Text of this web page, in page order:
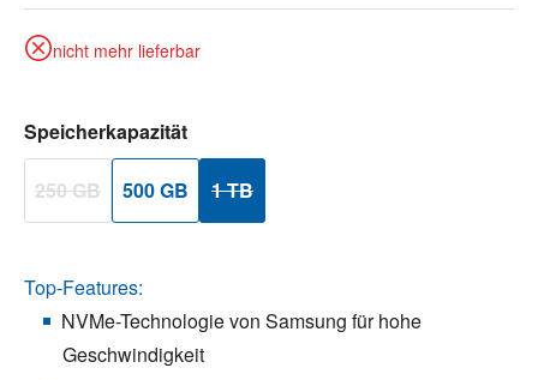
nicht mehr lieferbar
Speicherkapazitätauswählen
250 GB(Diese Option ist zurzeit nicht verfügbar.)
500 GB 1 TB(Diese Option ist zurzeit nicht verfügbar.)
Top-Features:
NVMe-Technologie von Samsung für hohe
Geschwindigkeit